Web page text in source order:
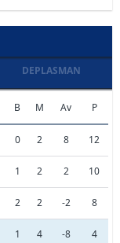
DEPLASMAN
B M Av P
0 2 8 12
1 2 2 10
2 2 -2 8
1 4 -8 4